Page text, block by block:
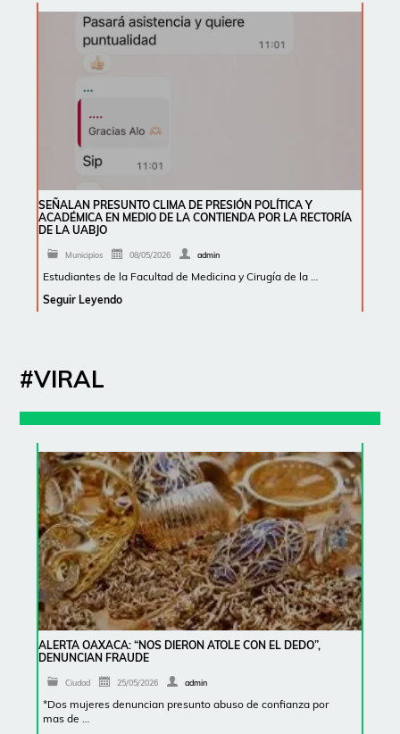
SEÑALAN PRESUNTO CLIMA DE PRESIÓN POLÍTICA Y
ACADÉMICA EN MEDIO DE LA CONTIENDA POR LA RECTORÍA
DE LA UABJO
Municipios 08/05/2026 admin
Estudiantes de la Facultad de Medicina y Cirugía de la …
Seguir Leyendo
#VIRAL
ALERTA OAXACA: “NOS DIERON ATOLE CON EL DEDO”,
DENUNCIAN FRAUDE
Ciudad 25/05/2026 admin
*Dos mujeres denuncian presunto abuso de confianza por
mas de …